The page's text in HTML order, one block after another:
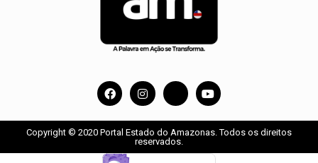
Copyright © 2020 Portal Estado do Amazonas. Todos os direitos
reservados.